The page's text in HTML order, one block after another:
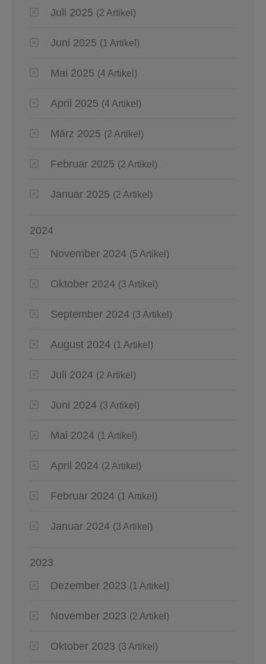
Juli 2025 (2 Artikel)
Juni 2025 (1 Artikel)
Mai 2025 (4 Artikel)
April 2025 (4 Artikel)
März 2025 (2 Artikel)
Februar 2025 (2 Artikel)
Januar 2025 (2 Artikel)
2024
November 2024 (5 Artikel)
Oktober 2024 (3 Artikel)
September 2024 (3 Artikel)
August 2024 (1 Artikel)
Juli 2024 (2 Artikel)
Juni 2024 (3 Artikel)
Mai 2024 (1 Artikel)
April 2024 (2 Artikel)
Februar 2024 (1 Artikel)
Januar 2024 (3 Artikel)
2023
Dezember 2023 (1 Artikel)
November 2023 (2 Artikel)
Oktober 2023 (3 Artikel)